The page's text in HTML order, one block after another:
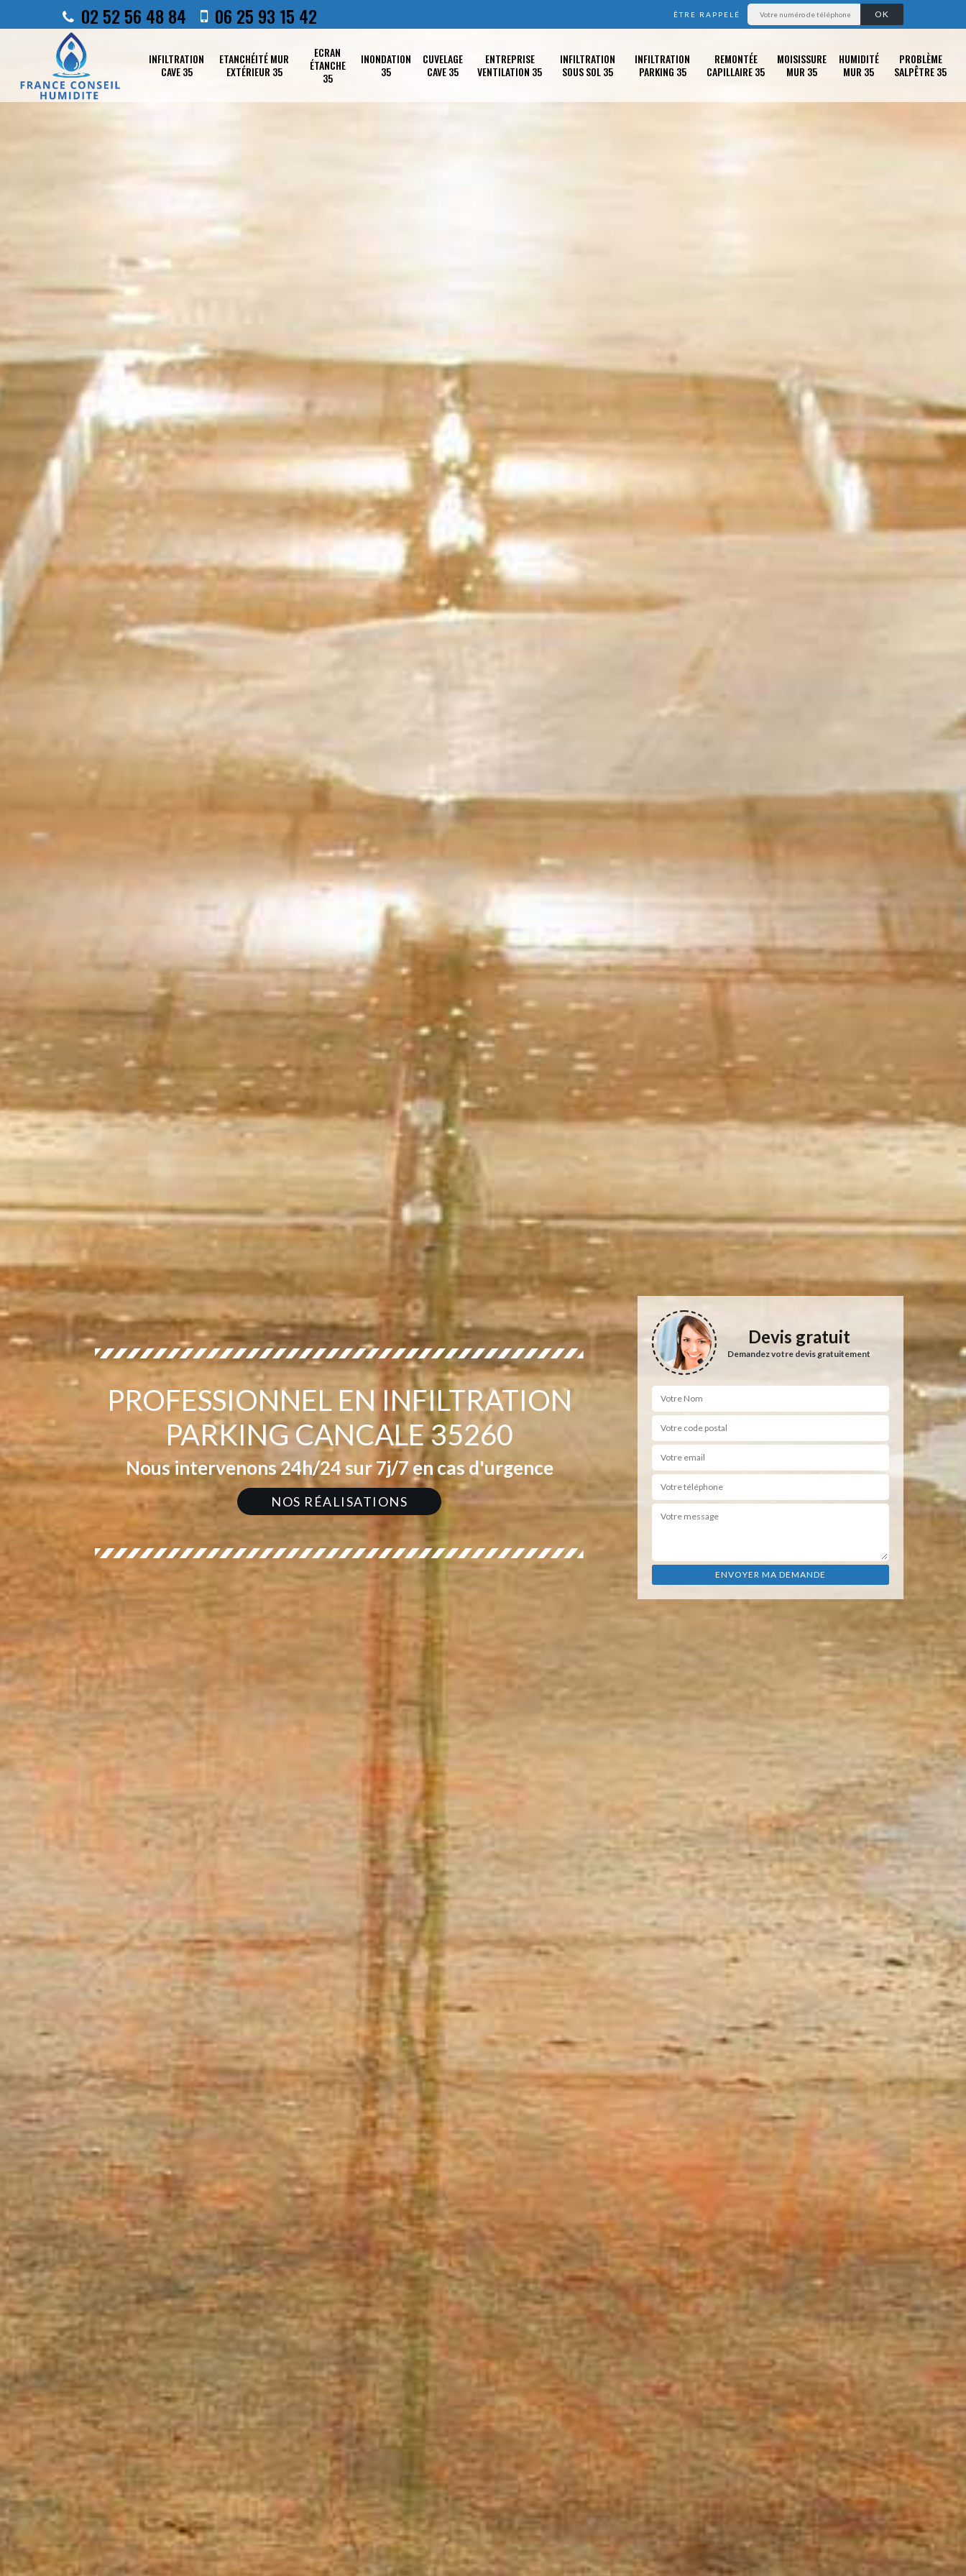
02 52 56 48 84 06 25 93 15 42 ÊTRE RAPPELÉ
INFILTRATION
CAVE 35
ETANCHÉITÉ MUR
EXTÉRIEUR 35
ECRAN
ÉTANCHE
35
INONDATION
35
CUVELAGE
CAVE 35
ENTREPRISE
VENTILATION 35
INFILTRATION
SOUS SOL 35
INFILTRATION
PARKING 35
REMONTÉE
CAPILLAIRE 35
MOISISSURE
MUR 35
HUMIDITÉ
MUR 35
PROBLÈME
SALPÊTRE 35
PROFESSIONNEL EN INFILTRATION
PARKING CANCALE 35260
Nous intervenons 24h/24 sur 7j/7 en cas d'urgence
NOS RÉALISATIONS
Devis gratuit
Demandez votre devis gratuitement